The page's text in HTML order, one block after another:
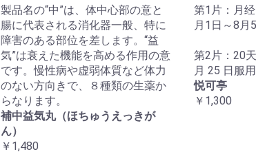
製品名の“中”は、体中心部の意と
腸に代表される消化器一般、特に
障害のある部位を差します。“益
気”は衰えた機能を高める作用の意
です。慢性病や虚弱体質など体力
のない方向きで、８種類の生薬か
らなります。
補中益気丸（ほちゅうえっきが
ん）
￥1,480
第1片：月
月1日～8月
第2片：20
月 25 日服用
悦可亭
￥1,300